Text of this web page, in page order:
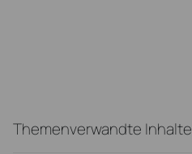
Themenverwandte Inhalte